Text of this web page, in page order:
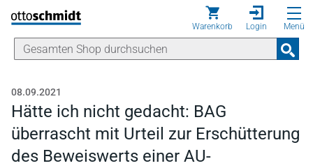
Direkt zum Inhalt
Warenkorb Login Menü
08.09.2021
Hätte ich nicht gedacht: BAG
überrascht mit Urteil zur Erschütterung
des Beweiswerts einer AU-